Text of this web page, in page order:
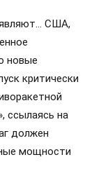
США,
новые
критически
ссылаясь на
должен
мощности